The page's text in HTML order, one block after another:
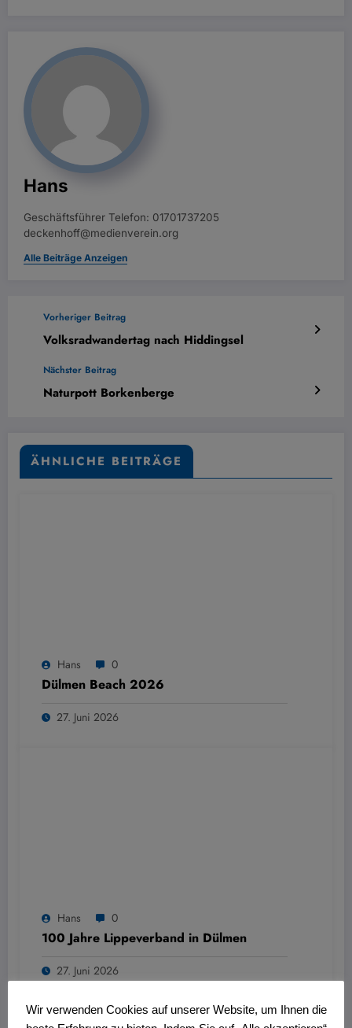
Hans
Geschäftsführer Telefon: 01701737205
deckenhoff@medienverein.org
Alle Beiträge Anzeigen
Vorheriger Beitrag
Volksradwandertag nach Hiddingsel
Nächster Beitrag
Naturpott Borkenberge
ÄHNLICHE BEITRÄGE
Hans 0
Dülmen Beach 2026
27. Juni 2026
Hans 0
100 Jahre Lippeverband in Dülmen
27. Juni 2026
Wir verwenden Cookies auf unserer Website, um Ihnen die